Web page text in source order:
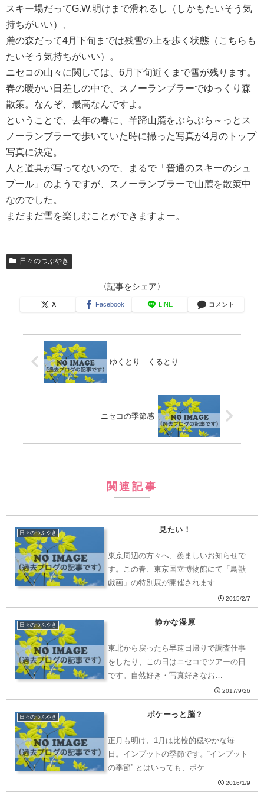
スキー場だってG.W.明けまで滑れるし（しかもたいそう気
持ちがいい）、
麓の森だって4月下旬までは残雪の上を歩く状態（こちらも
たいそう気持ちがいい）。
ニセコの山々に関しては、6月下旬近くまで雪が残ります。
春の暖かい日差しの中で、スノーランブラーでゆっくり森
散策。なんぞ、最高なんですよ。
ということで、去年の春に、羊蹄山麓をぶらぶら～っとス
ノーランブラーで歩いていた時に撮った写真が4月のトップ
写真に決定。
人と道具が写ってないので、まるで「普通のスキーのシュ
プール」のようですが、スノーランブラーで山麓を散策中
なのでした。
まだまだ雪を楽しむことができますよー。
日々のつぶやき
〈記事をシェア〉
X Facebook LINE コメント
ゆくとり くるとり
ニセコの季節感
関連記事
日々のつぶやき 見たい！
東京周辺の方々へ、羨ましいお知らせで
す。この春、東京国立博物館にて「鳥獣
戯画」の特別展が開催されます…
2015/2/7
日々のつぶやき 静かな湿原
東北から戻ったら早速日帰りで調査仕事
をしたり、この日はニセコでツアーの日
です。自然好き・写真好きなお…
2017/9/26
日々のつぶやき ボケーっと脳？
正月も明け、1月は比較的穏やかな毎
日。インプットの季節です。“インプット
の季節” とはいっても、ボケ…
2016/1/9